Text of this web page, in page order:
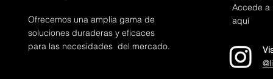
Ofrecemos una amplia gama de
soluciones duraderas y eficaces
para las necesidades del mercado.
Accede a
aquí